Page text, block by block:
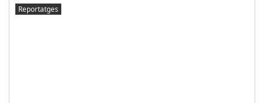
Reportatges